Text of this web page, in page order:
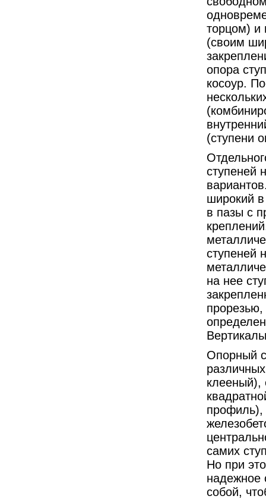
торцом) и
(своим
опора
косоур.
(ступени
ступеней
широкий
в пазы с
ступеней
на нее
прорезью,
Опорный
клееный),
профиль),
самих
Но при
надежное
собой,